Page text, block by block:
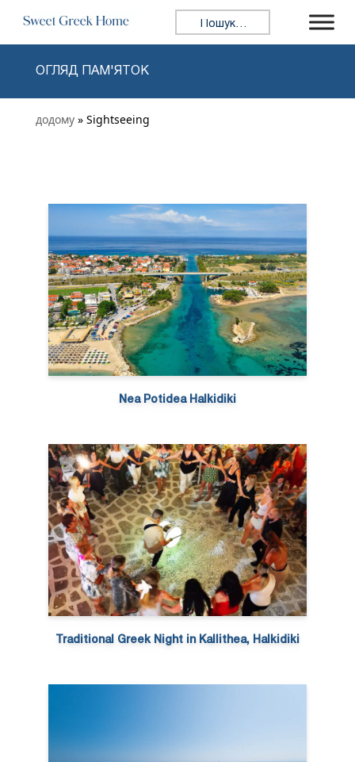
Пошук:
ОГЛЯД ПАМ'ЯТОК
додому » Sightseeing
Nea Potidea Halkidiki
Traditional Greek Night in Kallithea, Halkidiki